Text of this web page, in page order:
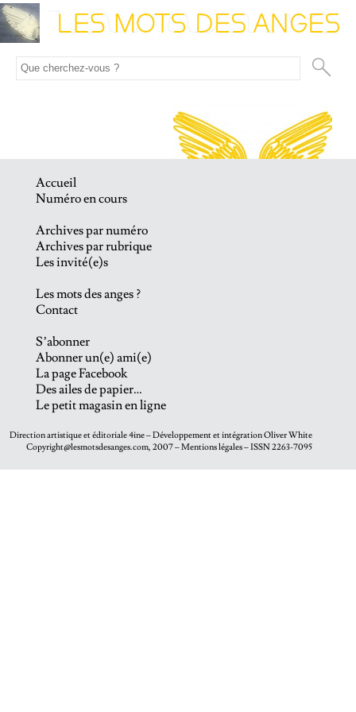
Accueil
Numéro en cours
Archives par numéro
Archives par rubrique
Les invité(e)s
Les mots des anges ?
Contact
S’abonner
Abonner un(e) ami(e)
La page Facebook
Des ailes de papier…
Le petit magasin en ligne
Direction artistique et éditoriale4ine– Développement et intégrationOliver White
Copyright@lesmotsdesanges.com, 2007 – Mentions légales – ISSN 2263-7095